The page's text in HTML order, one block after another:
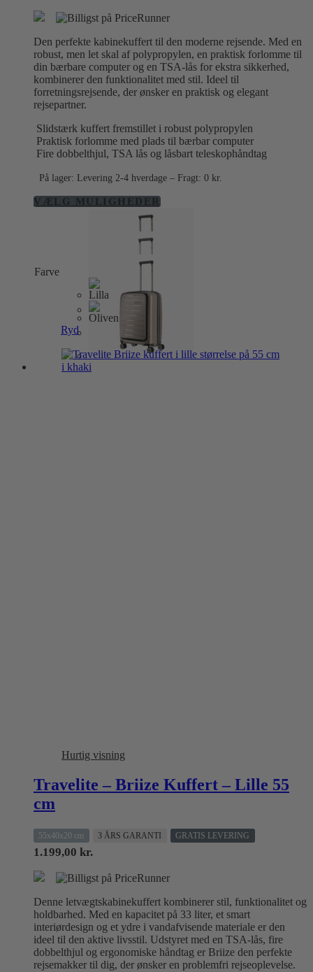
Den perfekte kabinekuffert til den moderne rejsende. Med en
robust, men let skal af polypropylen, en praktisk forlomme til
din bærbare computer og en TSA-lås for ekstra sikkerhed,
kombinerer den funktionalitet med stil. Ideel til
forretningsrejsende, der ønsker en praktisk og elegant
rejsepartner.
Slidstærk kuffert fremstillet i robust polypropylen
Praktisk forlomme med plads til bærbar computer
Fire dobbelthjul, TSA lås og låsbart teleskophåndtag
På lager: Levering 2-4 hverdage – Fragt: 0 kr.
VÆLG MULIGHEDERDette
Farve
Ryd
Hurtig visning
Travelite – Briize Kuffert – Lille 55
cm
55x40x20 cm 3 ÅRS GARANTI GRATIS LEVERING
1.199,00 kr.
Denne letvægtskabinekuffert kombinerer stil, funktionalitet og
holdbarhed. Med en kapacitet på 33 liter, et smart
interiørdesign og et ydre i vandafvisende materiale er den
ideel til den aktive livsstil. Udstyret med en TSA-lås, fire
dobbelthjul og ergonomiske håndtag er Briize den perfekte
rejsemakker til dig, der ønsker en problemfri rejseoplevelse.